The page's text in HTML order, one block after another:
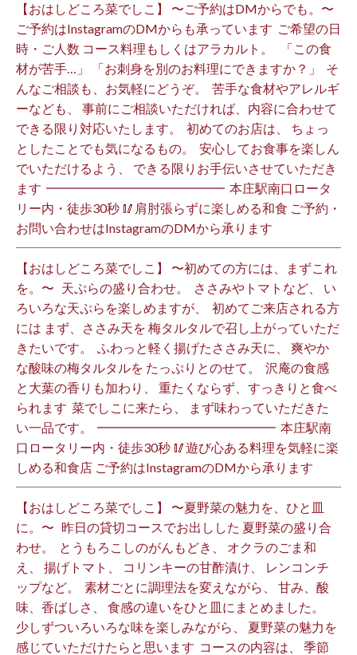
【おはしどころ菜でしこ】 〜ご予約はDMからでも。〜 ⁡
ご予約はInstagramのDMからも承っています ⁡ ご希望の日
時・ご人数 コース料理もしくはアラカルト。 ⁡ ⁡ 「この食
材が苦手…」 「お刺身を別のお料理にできますか？」 ⁡ そ
んなご相談も、お気軽にどうぞ。 ⁡ 苦手な食材やアレルギ
ーなども、 事前にご相談いただければ、内容に合わせて
できる限り対応いたします。 ⁡ 初めてのお店は、 ちょっ
としたことでも気になるもの。 ⁡ 安心してお食事を楽しん
でいただけるよう、 できる限りお手伝いさせていただき
ます️ ⁡ ━━━━━━━━━━━━━━ ⁡ 本庄駅南口ロータ
リー内・徒歩30秒 🥢肩肘張らずに楽しめる和食 ご予約・
お問い合わせはInstagramのDMから承ります ⁡
【おはしどころ菜でしこ】 〜初めての方には、まずこれ
を。〜 ⁡ ⁡ 天ぷらの盛り合わせ。 ⁡ ささみやトマトなど、 い
ろいろな天ぷらを楽しめますが、 ⁡ 初めてご来店される方
には まず、ささみ天を 梅タルタルで召し上がっていただ
きたいです。 ⁡ ふわっと軽く揚げたささみ天に、 爽やか
な酸味の梅タルタルを たっぷりとのせて。 ⁡ 沢庵の食感
と大葉の香りも加わり、 重たくならず、すっきりと食べ
られます️ ⁡ 菜でしこに来たら、 まず味わっていただきた
い一品です。 ⁡ ━━━━━━━━━━━━━━ ⁡ 本庄駅南
口ロータリー内・徒歩30秒 🥢遊び心ある料理を気軽に楽
しめる和食店 ご予約はInstagramのDMから承ります ⁡
【おはしどころ菜でしこ】 〜夏野菜の魅力を、ひと皿
に。〜 ⁡ ⁡ 昨日の貸切コースでお出しした 夏野菜の盛り合
わせ。 ⁡ とうもろこしのがんもどき、 オクラのごま和
え、 揚げトマト、 コリンキーの甘酢漬け、 レンコンチ
ップなど。 ⁡ 素材ごとに調理法を変えながら、 甘み、酸
味、香ばしさ、 食感の違いをひと皿にまとめました。 ⁡
少しずついろいろな味を楽しみながら、 夏野菜の魅力を
感じていただけたらと思います️ ⁡ コースの内容は、 季節